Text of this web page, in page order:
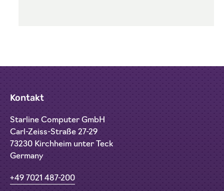
Kontakt
Starline Computer GmbH
Carl-Zeiss-Straße 27-29
73230 Kirchheim unter Teck
Germany
+49 7021 487-200